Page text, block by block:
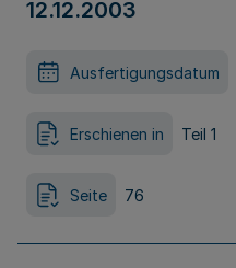
12.12.2003
Ausfertigungsdatum
Erschienen in Teil 1
Seite 76